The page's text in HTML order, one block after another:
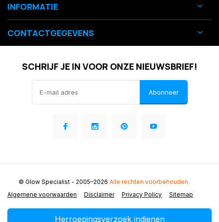
INFORMATIE
CONTACTGEGEVENS
SCHRIJF JE IN VOOR ONZE NIEUWSBRIEF!
Abonneer
Algemene voorwaarden Disclaimer Privacy Policy Sitemap
© Glow Specialist - 2005–2026 Alle rechten voorbehouden.
Herroepingsverzoek indienen